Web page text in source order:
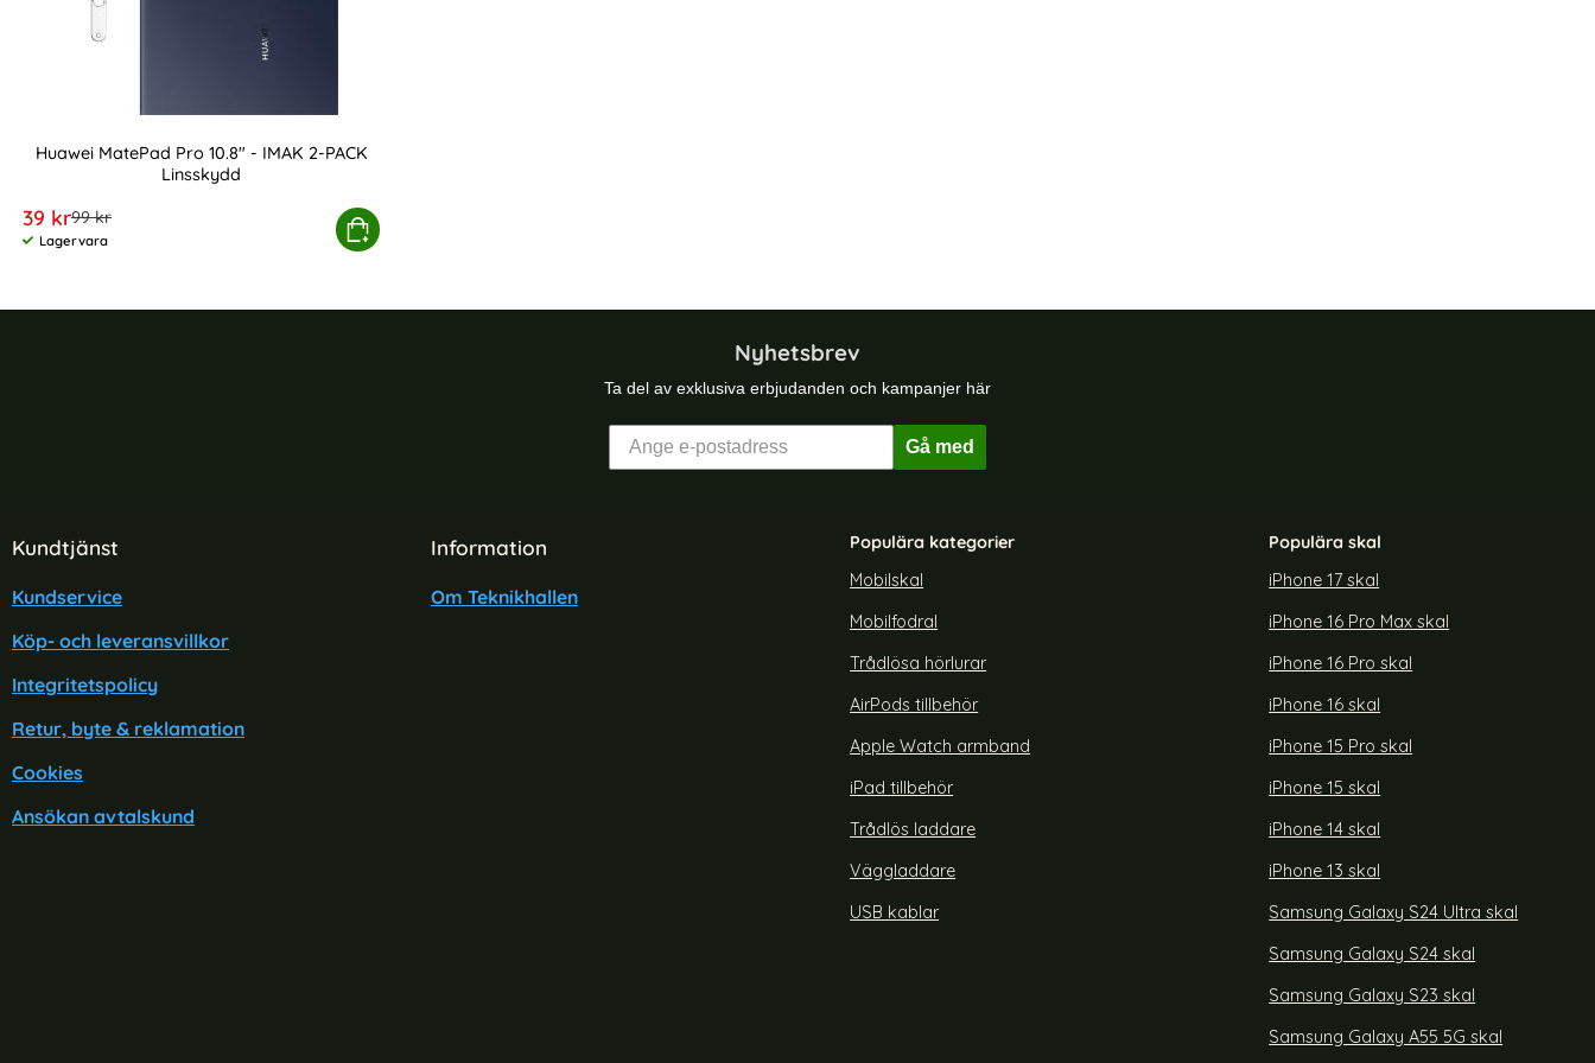
Huawei MatePad Pro 10.8" - IMAK 2-PACK
Linsskydd
rea pris
39 krtidigare pris
99 kr
Tillgänglighet:
Lagervara
Köp
Huawei MatePad Pro 10.8" - IMAK 2-PACK Linsskydd
Nyhetsbrev
Ta del av exklusiva erbjudanden och kampanjer här
Gå med
Sidfot Blandad info och länkar
Kundtjänst
Kundservice
Köp- och leveransvillkor
Integritetspolicy
Retur, byte & reklamation
Cookies
Ansökan avtalskund
Information
Om Teknikhallen
Populära kategorier
Mobilskal
Mobilfodral
Trådlösa hörlurar
AirPods tillbehör
Apple Watch armband
iPad tillbehör
Trådlös laddare
Väggladdare
USB kablar
Populära skal
iPhone 17 skal
iPhone 16 Pro Max skal
iPhone 16 Pro skal
iPhone 16 skal
iPhone 15 Pro skal
iPhone 15 skal
iPhone 14 skal
iPhone 13 skal
Samsung Galaxy S24 Ultra skal
Samsung Galaxy S24 skal
Samsung Galaxy S23 skal
Samsung Galaxy A55 5G skal